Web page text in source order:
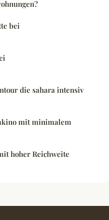
bei
die sahara intensiv
mit minimalem
hoher Reichweite